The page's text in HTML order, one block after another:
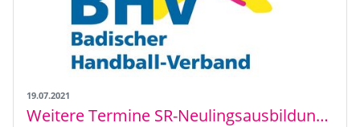
19.07.2021
Weitere Termine SR-Neulingsausbildung für AES